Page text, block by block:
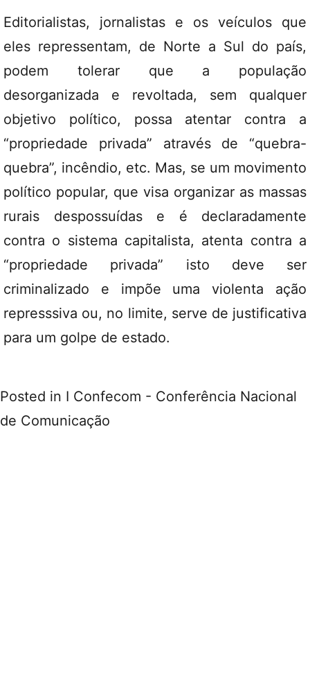
Editorialistas, jornalistas e os veículos que
eles repressentam, de Norte a Sul do país,
podem tolerar que a população
desorganizada e revoltada, sem qualquer
objetivo político, possa atentar contra a
“propriedade privada” através de “quebra-
quebra”, incêndio, etc. Mas, se um movimento
político popular, que visa organizar as massas
rurais despossuídas e é declaradamente
contra o sistema capitalista, atenta contra a
“propriedade privada” isto deve ser
criminalizado e impõe uma violenta ação
represssiva ou, no limite, serve de justificativa
para um golpe de estado.
Posted in I Confecom - Conferência Nacional
de Comunicação